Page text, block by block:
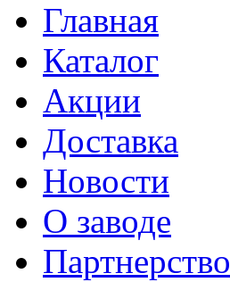
Главная
Каталог
Акции
Доставка
Новости
О заводе
Партнерство